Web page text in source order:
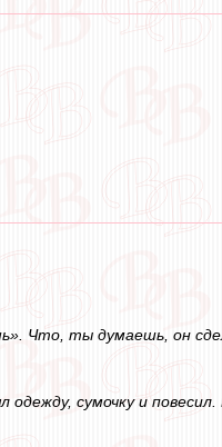
Что, ты думаешь, он
сумочку и